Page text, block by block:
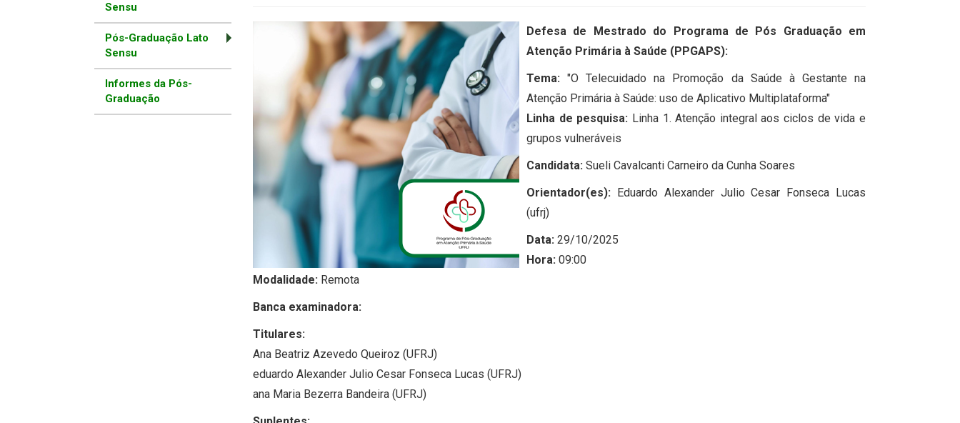
Sensu
Pós-Graduação Lato
Sensu
Informes da Pós-
Graduação
Defesa de Mestrado do Programa de Pós Graduação em
Atenção Primária à Saúde (PPGAPS):
Tema: "O Telecuidado na Promoção da Saúde à Gestante na
Atenção Primária à Saúde: uso de Aplicativo Multiplataforma"
Linha de pesquisa: Linha 1. Atenção integral aos ciclos de vida e
grupos vulneráveis
Candidata: Sueli Cavalcanti Carneiro da Cunha Soares
Orientador(es): Eduardo Alexander Julio Cesar Fonseca Lucas
(ufrj)
Data: 29/10/2025
Hora: 09:00
Modalidade: Remota
Banca examinadora:
Titulares:
Ana Beatriz Azevedo Queiroz (UFRJ)
eduardo Alexander Julio Cesar Fonseca Lucas (UFRJ)
ana Maria Bezerra Bandeira (UFRJ)